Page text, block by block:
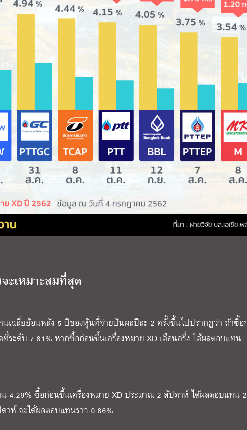
ะเหมาะสมที่สุด
เฉลี่ยย้อนหลัง 5 ปีของหุ้นที่จ่ายปันผลปีละ 2 ครั้งขึ้นไปปรากฏว่า ถ้าซื้
ระดับ 7.81% หากซื้อก่อนขึ้นเครื่องหมาย XD เดือนครึ่ง ได้ผลตอบแทน
4.29% ซื้อก่อนขึ้นเครื่องหมาย XD ประมาณ 2 สัปดาห์ ได้ผลตอบแทน
าห์ จะได้ผลตอบแทนราว 0.86%